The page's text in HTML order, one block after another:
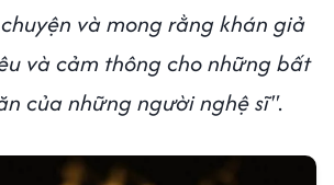
và mong rằng khán giả
và cảm thông cho những bất
của những người nghệ sĩ".